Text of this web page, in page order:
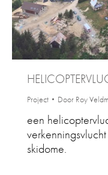
Project Door Roy
een
skidome.